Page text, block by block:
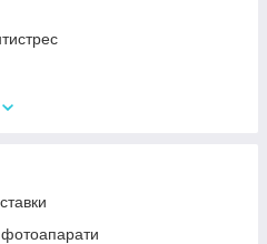
та інструменти